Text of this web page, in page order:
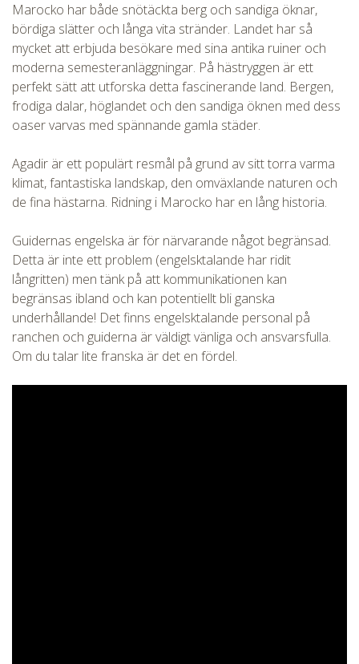
CHECK tmpVideoPath=!
CHECK tmpVideoPath=!
Marocko har både snötäckta berg och sandiga öknar,
bördiga slätter och långa vita stränder. Landet har så
mycket att erbjuda besökare med sina antika ruiner och
moderna semesteranläggningar. På hästryggen är ett
perfekt sätt att utforska detta fascinerande land. Bergen,
frodiga dalar, höglandet och den sandiga öknen med dess
oaser varvas med spännande gamla städer.
Agadir är ett populärt resmål på grund av sitt torra varma
klimat, fantastiska landskap, den omväxlande naturen och
de fina hästarna. Ridning i Marocko har en lång historia.
Guidernas engelska är för närvarande något begränsad.
Detta är inte ett problem (engelsktalande har ridit
långritten) men tänk på att kommunikationen kan
begränsas ibland och kan potentiellt bli ganska
underhållande! Det finns engelsktalande personal på
ranchen och guiderna är väldigt vänliga och ansvarsfulla.
Om du talar lite franska är det en fördel.